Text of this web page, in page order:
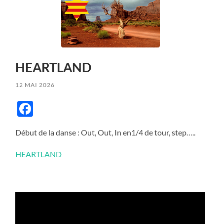
HEARTLAND
12 MAI 2026
Début de la danse : Out, Out, In en1/4 de tour, step…..
HEARTLAND